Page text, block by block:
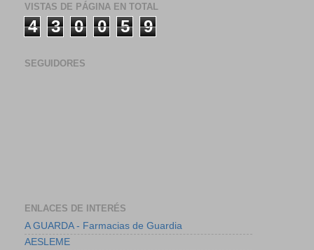
VISTAS DE PÁGINA EN TOTAL
4 3 0 0 5 9
SEGUIDORES
ENLACES DE INTERÉS
A GUARDA - Farmacias de Guardia
AESLEME